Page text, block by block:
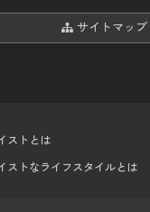
サイトマップ
ストとは
ストなライフスタイルとは